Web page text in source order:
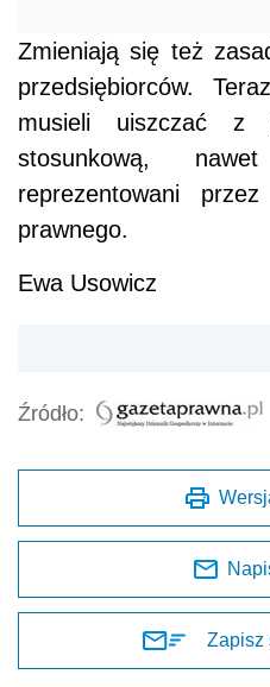
Zmieniają się też
przedsiębiorców.
musieli uiszczać z
stosunkową,
reprezentowani
prawnego.
Ewa Usowicz
Źródło:
Zapisz